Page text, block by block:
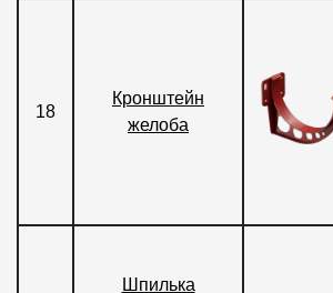
18
Кронштейн
желоба
Шпилька